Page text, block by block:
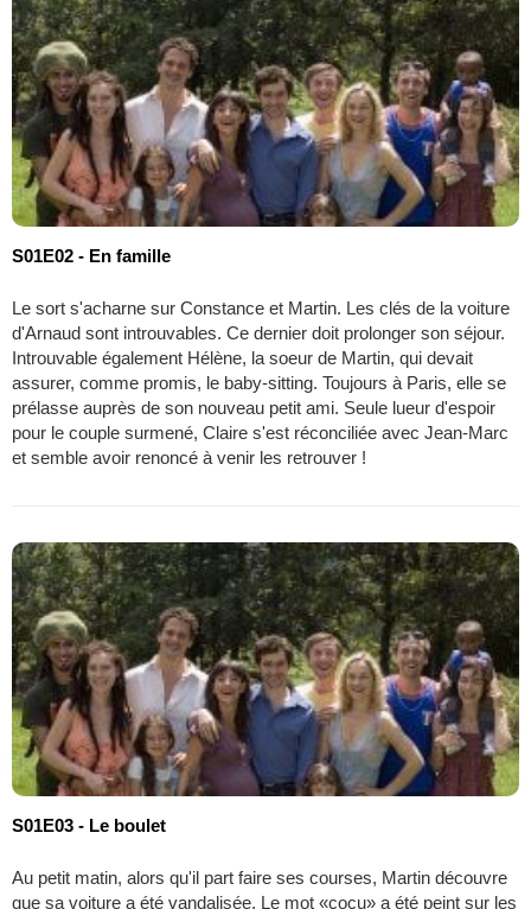
S01E02 - En famille
Le sort s'acharne sur Constance et Martin. Les clés de la voiture
d'Arnaud sont introuvables. Ce dernier doit prolonger son séjour.
Introuvable également Hélène, la soeur de Martin, qui devait
assurer, comme promis, le baby-sitting. Toujours à Paris, elle se
prélasse auprès de son nouveau petit ami. Seule lueur d'espoir
pour le couple surmené, Claire s'est réconciliée avec Jean-Marc
et semble avoir renoncé à venir les retrouver !
S01E03 - Le boulet
Au petit matin, alors qu'il part faire ses courses, Martin découvre
que sa voiture a été vandalisée. Le mot «cocu» a été peint sur les